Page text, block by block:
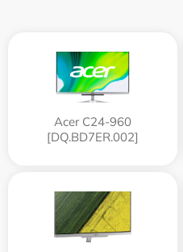
Acer C24-960
[DQ.BD7ER.002]